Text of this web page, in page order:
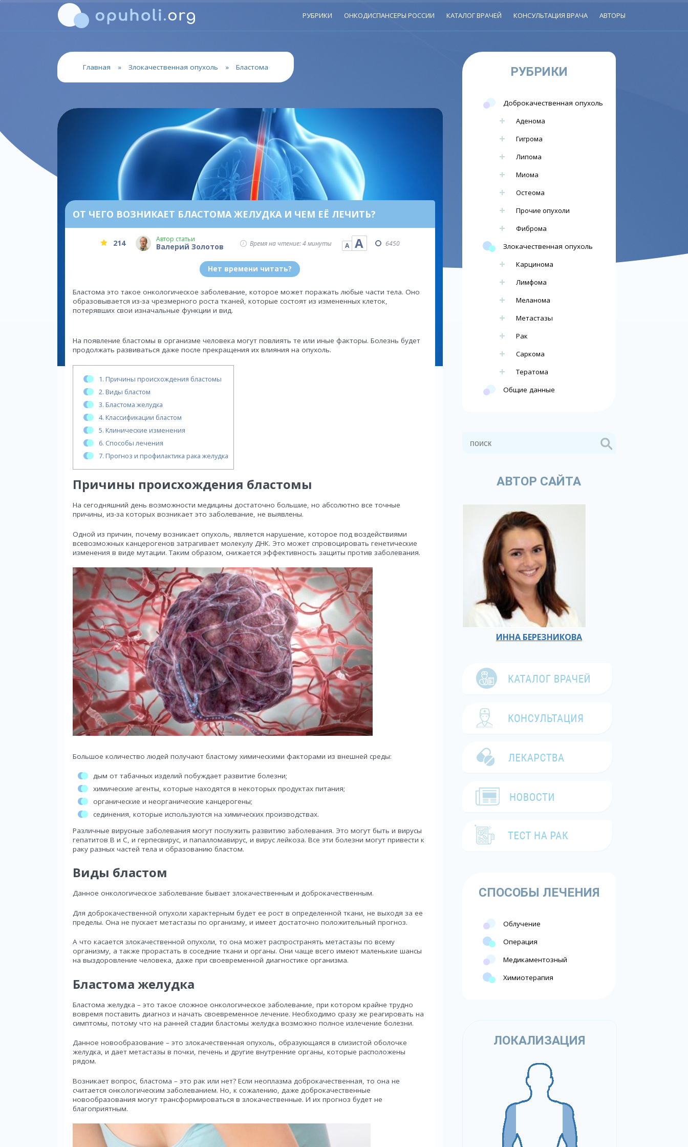
РУБРИКИ ОНКОДИСПАНСЕРЫ РОССИИ КАТАЛОГ ВРАЧЕЙ КОНСУЛЬТАЦИЯ ВРАЧА АВТОРЫ
Главная » Злокачественная опухоль » Бластома
ОТ ЧЕГО ВОЗНИКАЕТ БЛАСТОМА ЖЕЛУДКА И ЧЕМ ЕЁ ЛЕЧИТЬ?
214 Автор статьи
Валерий Золотов Время на чтение: 4 минуты А А 6450
Нет времени читать?
Бластома это такое онкологическое заболевание, которое может поражать любые части тела. Оно
образовывается из-за чрезмерного роста тканей, которые состоят из измененных клеток,
потерявших свои изначальные функции и вид.
На появление бластомы в организме человека могут повлиять те или иные факторы. Болезнь будет
продолжать развиваться даже после прекращения их влияния на опухоль.
1. Причины происхождения бластомы
2. Виды бластом
3. Бластома желудка
4. Классификации бластом
5. Клинические изменения
6. Способы лечения
7. Прогноз и профилактика рака желудка
Причины происхождения бластомы
На сегодняшний день возможности медицины достаточно большие, но абсолютно все точные
причины, из-за которых возникает это заболевание, не выявлены.
Одной из причин, почему возникает опухоль, является нарушение, которое под воздействиями
всевозможных канцерогенов затрагивает молекулу ДНК. Это может спровоцировать генетические
изменения в виде мутации. Таким образом, снижается эффективность защиты против заболевания.
Большое количество людей получают бластому химическими факторами из внешней среды:
дым от табачных изделий побуждает развитие болезни;
химические агенты, которые находятся в некоторых продуктах питания;
органические и неорганические канцерогены;
сединения, которые используются на химических производствах.
Различные вирусные заболевания могут послужить развитию заболевания. Это могут быть и вирусы
гепатитов В и С, и герпесвирус, и папалломавирус, и вирус лейкоза. Все эти болезни могут привести к
раку разных частей тела и образованию бластом.
Виды бластом
Данное онкологическое заболевание бывает злокачественным и доброкачественным.
Для доброкачественной опухоли характерным будет ее рост в определенной ткани, не выходя за ее
пределы. Она не пускает метастазы по организму, и имеет достаточно положительный прогноз.
А что касается злокачественной опухоли, то она может распространять метастазы по всему
организму, а также прорастать в соседние ткани и органы. Они чаще всего имеют маленькие шансы
на выздоровление человека, даже при своевременной диагностике организма.
Бластома желудка
Бластома желудка – это такое сложное онкологическое заболевание, при котором крайне трудно
вовремя поставить диагноз и начать своевременное лечение. Необходимо сразу же реагировать на
симптомы, потому что на ранней стадии бластомы желудка возможно полное излечение болезни.
Данное новообразование – это злокачественная опухоль, образующаяся в слизистой оболочке
желудка, и дает метастазы в почки, печень и другие внутренние органы, которые расположены
рядом.
Возникает вопрос, бластома – это рак или нет? Если неоплазма доброкачественная, то она не
считается онкологическим заболеванием. Но, к сожалению, даже доброкачественные
новообразования могут трансформироваться в злокачественные. И их прогноз будет не
благоприятным.
РУБРИКИ
Доброкачественная опухоль
Аденома
Гигрома
Липома
Миома
Остеома
Прочие опухоли
Фиброма
Злокачественная опухоль
Карцинома
Лимфома
Меланома
Метастазы
Рак
Саркома
Тератома
Общие данные
АВТОР САЙТА
ИННА БЕРЕЗНИКОВА
СПОСОБЫ ЛЕЧЕНИЯ
Облучение
Операция
Медикаментозный
Химиотерапия
ЛОКАЛИЗАЦИЯ